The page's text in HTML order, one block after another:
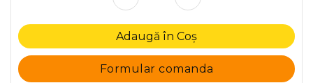
Adaugă în Coș
Formular comanda